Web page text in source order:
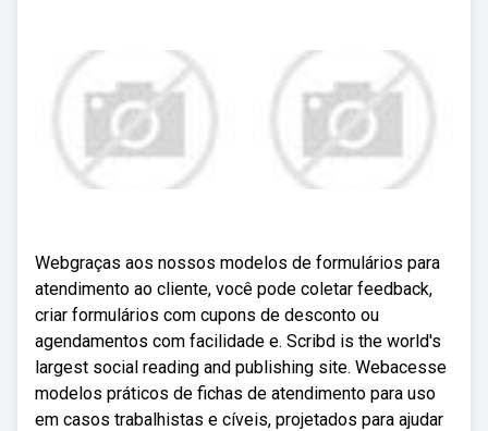
Webgraças aos nossos modelos de formulários para
atendimento ao cliente, você pode coletar feedback,
criar formulários com cupons de desconto ou
agendamentos com facilidade e. Scribd is the world's
largest social reading and publishing site. Webacesse
modelos práticos de fichas de atendimento para uso
em casos trabalhistas e cíveis, projetados para ajudar